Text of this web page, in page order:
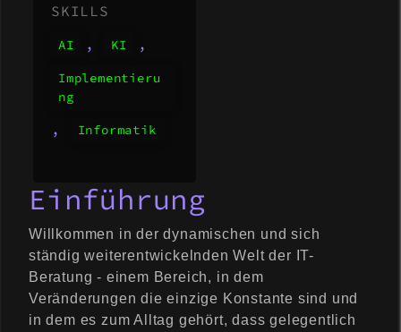
Te
no
en
un
d
An
we
SKILLS
AI , KI ,
Implementieru
ng
, Informatik
Einführung
Willkommen in der dynamischen und sich
ständig weiterentwickelnden Welt der IT-
Beratung - einem Bereich, in dem
Veränderungen die einzige Konstante sind und
in dem es zum Alltag gehört, dass gelegentlich